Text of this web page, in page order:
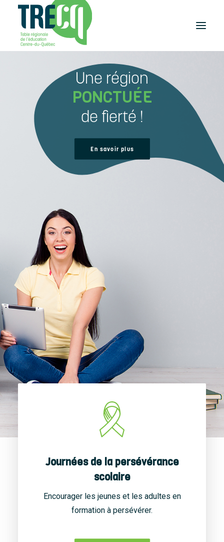
Plaisir de lire
Événements
et activités
études-travail
Accueil
À propos
Nouvelles
Nous joindre
Une région
PONCTUÉE
de fierté !
En savoir plus
Journées de la persévérance
scolaire
Encourager les jeunes et les adultes en
formation à persévérer.